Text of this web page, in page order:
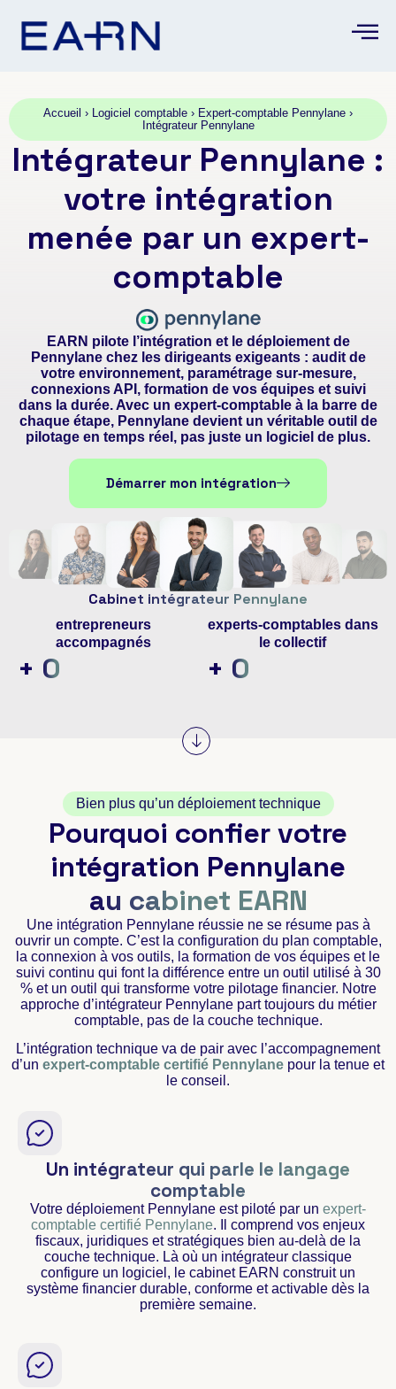
Accueil › Logiciel comptable › Expert-comptable Pennylane ›
Intégrateur Pennylane
Intégrateur Pennylane :
votre intégration
menée par un expert-
comptable
EARN pilote l’intégration et le déploiement de
Pennylane chez les dirigeants exigeants : audit de
votre environnement, paramétrage sur-mesure,
connexions API, formation de vos équipes et suivi
dans la durée. Avec un expert-comptable à la barre de
chaque étape, Pennylane devient un véritable outil de
pilotage en temps réel, pas juste un logiciel de plus.
Démarrer mon intégration
Cabinet intégrateur Pennylane
entrepreneurs
accompagnés
+ 0
experts-comptables dans
le collectif
+ 0
Bien plus qu’un déploiement technique
Pourquoi confier votre
intégration Pennylane
au cabinet EARN
Une intégration Pennylane réussie ne se résume pas à
ouvrir un compte. C’est la configuration du plan comptable,
la connexion à vos outils, la formation de vos équipes et le
suivi continu qui font la différence entre un outil utilisé à 30
% et un outil qui transforme votre pilotage financier. Notre
approche d’intégrateur Pennylane part toujours du métier
comptable, pas de la couche technique.
L’intégration technique va de pair avec l’accompagnement
d’un expert-comptable certifié Pennylane pour la tenue et
le conseil.
Un intégrateur qui parle le langage
comptable
Votre déploiement Pennylane est piloté par un expert-
comptable certifié Pennylane. Il comprend vos enjeux
fiscaux, juridiques et stratégiques bien au-delà de la
couche technique. Là où un intégrateur classique
configure un logiciel, le cabinet EARN construit un
système financier durable, conforme et activable dès la
première semaine.